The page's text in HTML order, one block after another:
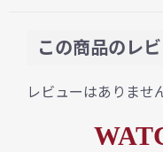
この商品のレ
レビューはありませ